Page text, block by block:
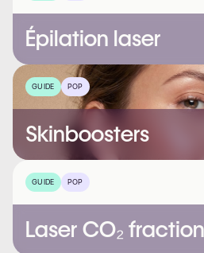
Épilation laser
GUIDE POP
Skinboosters
GUIDE POP
Laser CO₂